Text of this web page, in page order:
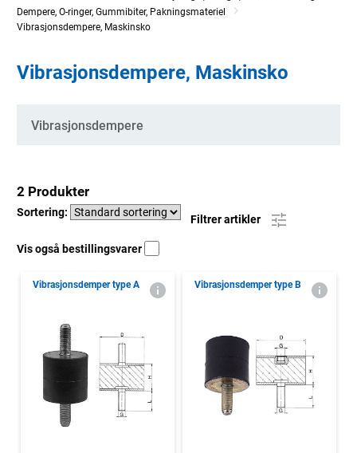
Dempere, O-ringer, Gummibiter, Pakningsmateriel
Vibrasjonsdempere, Maskinsko
Vibrasjonsdempere, Maskinsko
Kategorier
Vibrasjonsdempere
2 Produkter
Sortering:
Filtrer artikler
Vis også bestillingsvarer
Vibrasjonsdemper type A Vibrasjonsdemper type B